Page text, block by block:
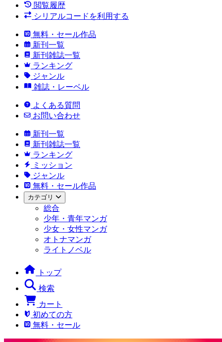
閲覧履歴
シリアルコードを利用する
無料・セール作品
新刊一覧
新刊雑誌一覧
ランキング
ジャンル
雑誌・レーベル
よくある質問
お問い合わせ
新刊一覧
新刊雑誌一覧
ランキング
ミッション
ジャンル
無料・セール作品
カテゴリ
総合
少年・青年マンガ
少女・女性マンガ
オトナマンガ
ライトノベル
トップ
検索
カート
初めての方
無料・セール